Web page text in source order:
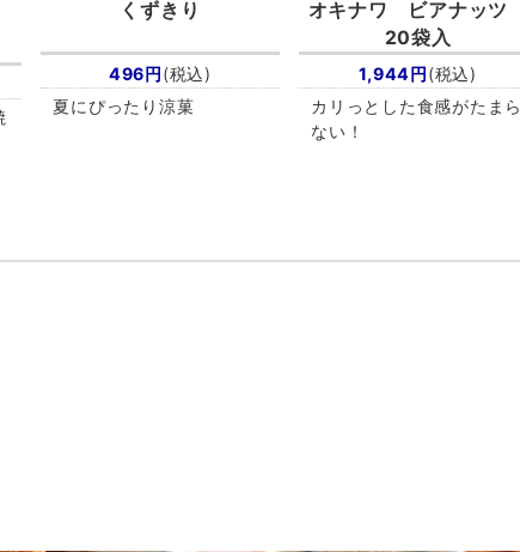
くずきり
496円(税込)
夏にぴったり涼菓
オキナワ ビアナッツ
20袋入
1,944円(税込)
カリっとした食感がたまら
ない！